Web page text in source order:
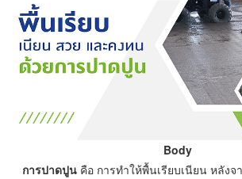
Body
การปาดปูน คือ การทำให้พื้นเรียบเนียน หลัง